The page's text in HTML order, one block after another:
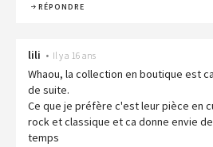
RÉPONDRE
lili • Il y a 16 ans
Whaou, la collection en boutique est
de suite.
Ce que je préfère c'est leur pièce en
rock et classique et ca donne envie
temps